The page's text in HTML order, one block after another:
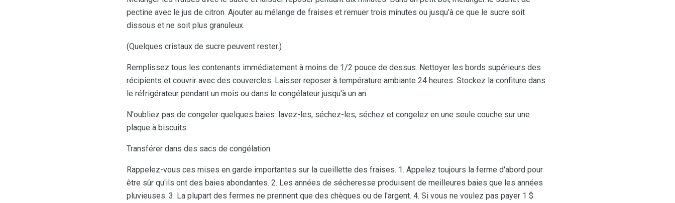
pectine avec le jus de citron. Ajouter au mélange de fraises et remuer trois minutes ou jusqu'à ce que le sucre soit
dissous et ne soit plus granuleux.
(Quelques cristaux de sucre peuvent rester.)
Remplissez tous les contenants immédiatement à moins de 1/2 pouce de dessus. Nettoyer les bords supérieurs des
récipients et couvrir avec des couvercles. Laisser reposer à température ambiante 24 heures. Stockez la confiture dans
le réfrigérateur pendant un mois ou dans le congélateur jusqu'à un an.
N'oubliez pas de congeler quelques baies: lavez-les, séchez-les, séchez et congelez en une seule couche sur une
plaque à biscuits.
Transférer dans des sacs de congélation.
Rappelez-vous ces mises en garde importantes sur la cueillette des fraises. 1. Appelez toujours la ferme d'abord pour
être sûr qu'ils ont des baies abondantes. 2. Les années de sécheresse produisent de meilleures baies que les années
pluvieuses. 3. La plupart des fermes ne prennent que des chèques ou de l'argent. 4. Si vous ne voulez pas payer 1 $